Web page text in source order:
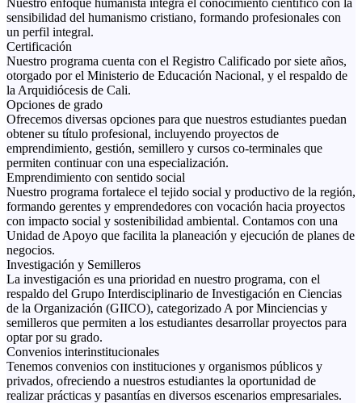
sensibilidad del humanismo cristiano, formando profesionales con
un perfil integral.
Certificación
Nuestro programa cuenta con el Registro Calificado por siete años,
otorgado por el Ministerio de Educación Nacional, y el respaldo de
la Arquidiócesis de Cali.
Opciones de grado
Ofrecemos diversas opciones para que nuestros estudiantes puedan
obtener su título profesional, incluyendo proyectos de
emprendimiento, gestión, semillero y cursos co-terminales que
permiten continuar con una especialización.
Emprendimiento con sentido social
Nuestro programa fortalece el tejido social y productivo de la región,
formando gerentes y emprendedores con vocación hacia proyectos
con impacto social y sostenibilidad ambiental. Contamos con una
Unidad de Apoyo que facilita la planeación y ejecución de planes de
negocios.
Investigación y Semilleros
La investigación es una prioridad en nuestro programa, con el
respaldo del Grupo Interdisciplinario de Investigación en Ciencias
de la Organización (GIICO), categorizado A por Minciencias y
semilleros que permiten a los estudiantes desarrollar proyectos para
optar por su grado.
Convenios interinstitucionales
Tenemos convenios con instituciones y organismos públicos y
privados, ofreciendo a nuestros estudiantes la oportunidad de
realizar prácticas y pasantías en diversos escenarios empresariales.